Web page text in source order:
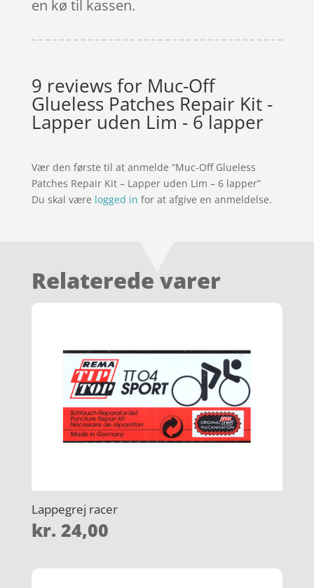
en kø til kassen.
9 reviews for Muc-Off
Glueless Patches Repair Kit -
Lapper uden Lim - 6 lapper
Vær den første til at anmelde “Muc-Off Glueless
Patches Repair Kit – Lapper uden Lim – 6 lapper”
Du skal være logged in for at afgive en anmeldelse.
Relaterede varer
Lappegrej racer
kr. 24,00